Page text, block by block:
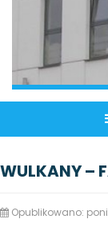
WULKANY –
Opublikowano: